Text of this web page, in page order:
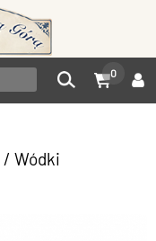
0
/ Wódki